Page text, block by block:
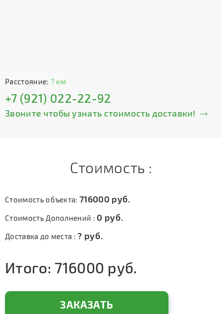
Расстояние: ? км
+7 (921) 022-22-92
Звоните чтобы узнать стоимость доставки!
Стоимость :
Стоимость объекта:716000 руб.
Стоимость Дополнений : 0 руб.
Доставка до места :? руб.
Итого: 716000 руб.
ЗАКАЗАТЬ